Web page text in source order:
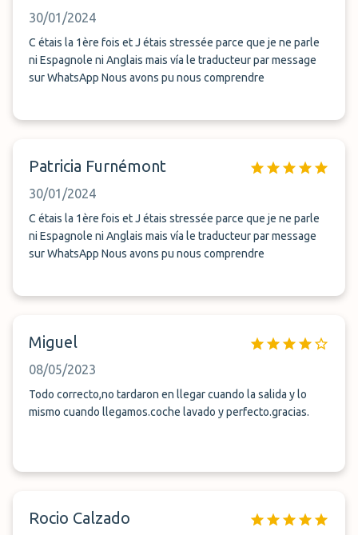
30/01/2024
C étais la 1ère fois et J étais stressée parce que je ne parle
ni Espagnole ni Anglais mais vía le traducteur par message
sur WhatsApp Nous avons pu nous comprendre
Patricia Furnémont
30/01/2024
C étais la 1ère fois et J étais stressée parce que je ne parle
ni Espagnole ni Anglais mais vía le traducteur par message
sur WhatsApp Nous avons pu nous comprendre
Miguel
08/05/2023
Todo correcto,no tardaron en llegar cuando la salida y lo
mismo cuando llegamos.coche lavado y perfecto.gracias.
Rocio Calzado